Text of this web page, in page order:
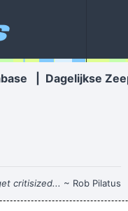
Dagelijkse
critisized... ~ Rob Pilatus
It's lonely at the pot